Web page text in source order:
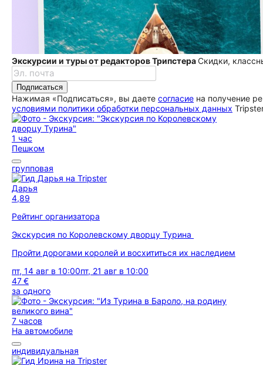
Экскурсии и туры от редакторов ТрипстераСкидки,
Подписаться
Нажимая «Подписаться», вы даете согласие на получение
условиями политики обработки персональных данных
1 час
Пешком
групповая
Дарья
4,89
Рейтинг организатора
Экскурсия по Королевскому дворцу Турина
Пройти дорогами королей и восхититься их наследием
пт, 14 авг в 10:00пт, 21 авг в 10:00
47 €
за одного
7 часов
На автомобиле
индивидуальная